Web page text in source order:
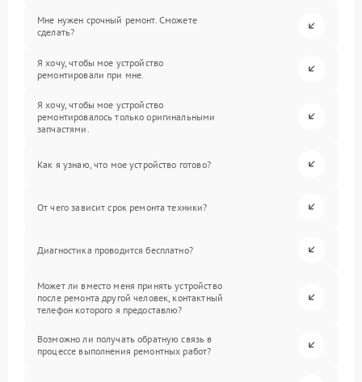
Мне нужен срочный ремонт. Сможете
сделать?
Я хочу, чтобы мое устройство
ремонтировали при мне.
Я хочу, чтобы мое устройство
ремонтировалось только оригинальными
запчастями.
Как я узнаю, что мое устройство готово?
От чего зависит срок ремонта техники?
Диагностика проводится бесплатно?
Может ли вместо меня принять устройство
после ремонта другой человек, контактный
телефон которого я предоставлю?
Возможно ли получать обратную связь в
процессе выполнения ремонтных работ?